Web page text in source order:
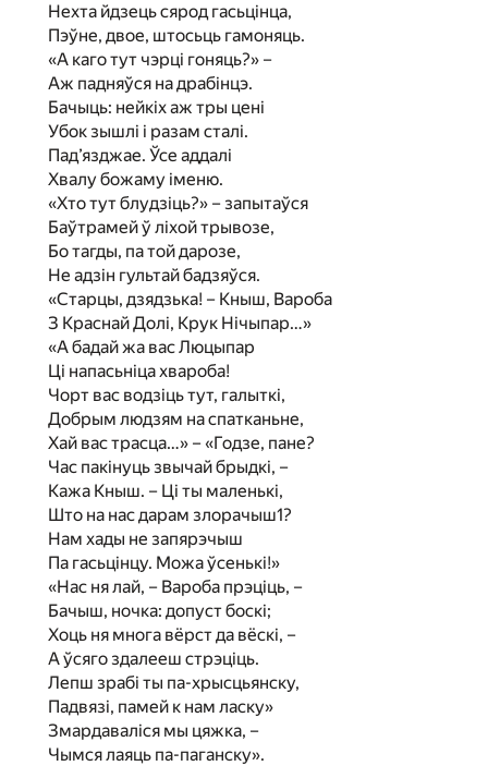
Нехта йдзець сярод гасьцінца,
Пэўне, двое, штосьць гамоняць.
«А каго тут чэрці гоняць?» –
Аж падняўся на драбінцэ.
Бачыць: нейкіх аж тры цені
Убок зышлі і разам сталі.
Пад’язджае. Ўсе аддалі
Хвалу божаму іменю.
«Хто тут блудзіць?» – запытаўся
Баўтрамей ў ліхой трывозе,
Бо тагды, па той дарозе,
Не адзін гультай бадзяўся.
«Старцы, дзядзька! – Кныш, Вароба
З Краснай Долі, Крук Нічыпар…»
«А бадай жа вас Люцыпар
Ці напасьніца хвароба!
Чорт вас водзіць тут, галыткі,
Добрым людзям на спатканьне,
Хай вас трасца…» – «Годзе, пане?
Час пакінуць звычай брыдкі, –
Кажа Кныш. – Ці ты маленькі,
Што на нас дарам злорачыш1?
Нам хады не запярэчыш
Па гасьцінцу. Можа ўсенькі!»
«Нас ня лай, – Вароба прэціць, –
Бачыш, ночка: допуст боскі;
Хоць ня многа вёрст да вёскі, –
А ўсяго здалееш стрэціць.
Лепш зрабі ты па-хрысцьянску,
Падвязі, памей к нам ласку»
Змардаваліся мы цяжка, –
Чымся лаяць па-паганску».